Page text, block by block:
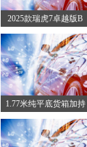
2025款瑞虎7卓越版B
1.77米纯平底货箱加持